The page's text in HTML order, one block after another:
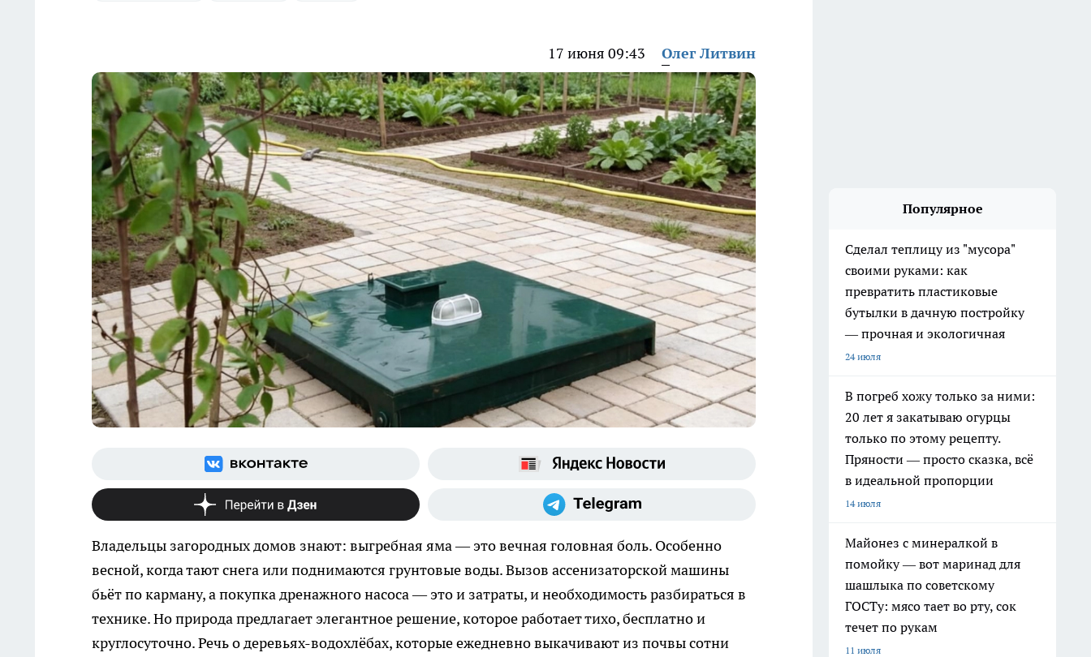
17 июня 09:43 Олег Литвин
Владельцы загородных домов знают: выгребная яма — это вечная головная боль. Особенно
весной, когда тают снега или поднимаются грунтовые воды. Вызов ассенизаторской машины
бьёт по карману, а покупка дренажного насоса — это и затраты, и необходимость разбираться в
технике. Но природа предлагает элегантное решение, которое работает тихо, бесплатно и
круглосуточно. Речь о деревьях-водохлёбах, которые ежедневно выкачивают из почвы сотни
Популярное
Сделал теплицу из "мусора"
своими руками: как
превратить пластиковые
бутылки в дачную постройку
— прочная и экологичная
24 июля
В погреб хожу только за ними:
20 лет я закатываю огурцы
только по этому рецепту.
Пряности — просто сказка, всё
в идеальной пропорции
14 июля
Майонез с минералкой в
помойку — вот маринад для
шашлыка по советскому
ГОСТу: мясо тает во рту, сок
течет по рукам
11 июля